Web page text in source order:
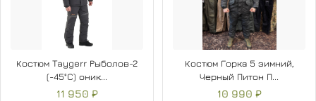
Костюм Taygerr Рыболов-2
(-45°C) оник...
11 950 ₽
Костюм Горка 5 зимний,
Черный Питон П...
10 990 ₽